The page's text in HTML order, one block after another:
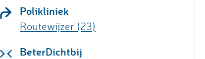
Polikliniek
Routewijzer (23)
BeterDichtbij